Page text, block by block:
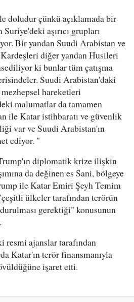
doludur çünkü açıklamada bir
aşırıcı grupları
Bir yandan Suudi Arabistan ve
diğer yandan Husileri
ki bunlar tüm çatışma
Suudi Arabistan'daki
hareketleri
malumatlar da tamamen
ile Katar istihbaratı ve güvenlik
var ve Suudi Arabistan'ın
ediyor. "
diplomatik krize ilişkin
da değinen es Sani, bölgeye
ile Katar Emiri Şeyh Temim
ülkeler tarafından terörün
gerektiği" konusunun
resmi ajanslar tarafından
Katar'ın terör finansmanıyla
işaret etti.